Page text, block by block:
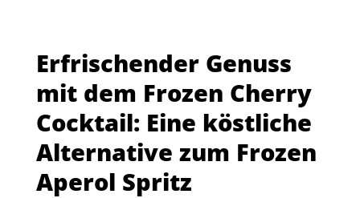
Erfrischender Genuss
mit dem Frozen Cherry
Cocktail: Eine köstliche
Alternative zum Frozen
Aperol Spritz